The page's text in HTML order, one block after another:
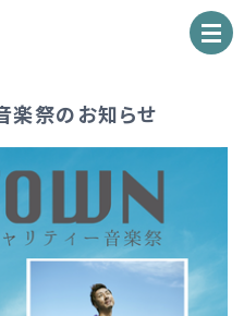
楽祭のお知らせ